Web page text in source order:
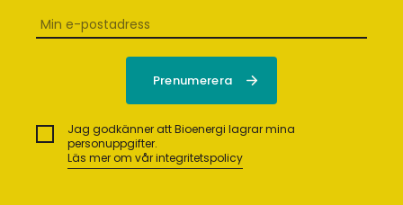
Jag godkänner att Bioenergi lagrar mina
personuppgifter.
Läs mer om vår integritetspolicy